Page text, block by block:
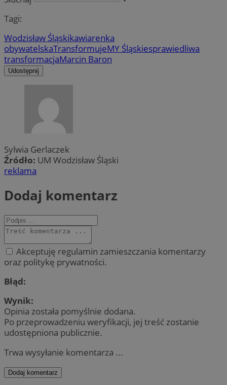
Tagi:
Wodzisław Śląskikawiarenka
obywatelskaTransformujeMY Śląskiesprawiedliwa
transformacjaMarcin Baron
Udostępnij
Sylwia Gerlaczek
Źródło: UM Wodzisław Śląski
reklama
Dodaj komentarz
Akceptuję regulamin zamieszczania komentarzy
oraz politykę prywatności.
Błąd:
Wynik:
Opinia została pomyślnie dodana.
Po przeprowadzeniu weryfikacji, jej treść zostanie
udostępniona publicznie.
Trwa wysyłanie komentarza ...
Dodaj komentarz